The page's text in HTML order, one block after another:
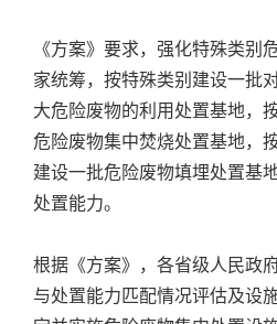
《方案》要求，强化特殊类别
家统筹，按特殊类别建设一批
大危险废物的利用处置基地，
危险废物集中焚烧处置基地，
建设一批危险废物填埋处置基
处置能力。
根据《方案》，各省级人民政
与处置能力匹配情况评估及设